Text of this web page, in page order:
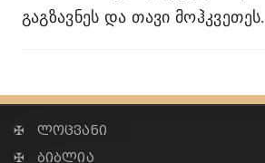
გაგზავნეს და თავი მოჰკვეთეს.
✠ ლოცვანი
✠ ბიბლია